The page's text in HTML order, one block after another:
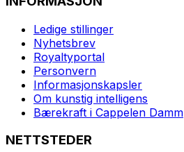
Ledige stillinger
Nyhetsbrev
Royaltyportal
Personvern
Informasjonskapsler
Om kunstig intelligens
Bærekraft i Cappelen Damm
NETTSTEDER